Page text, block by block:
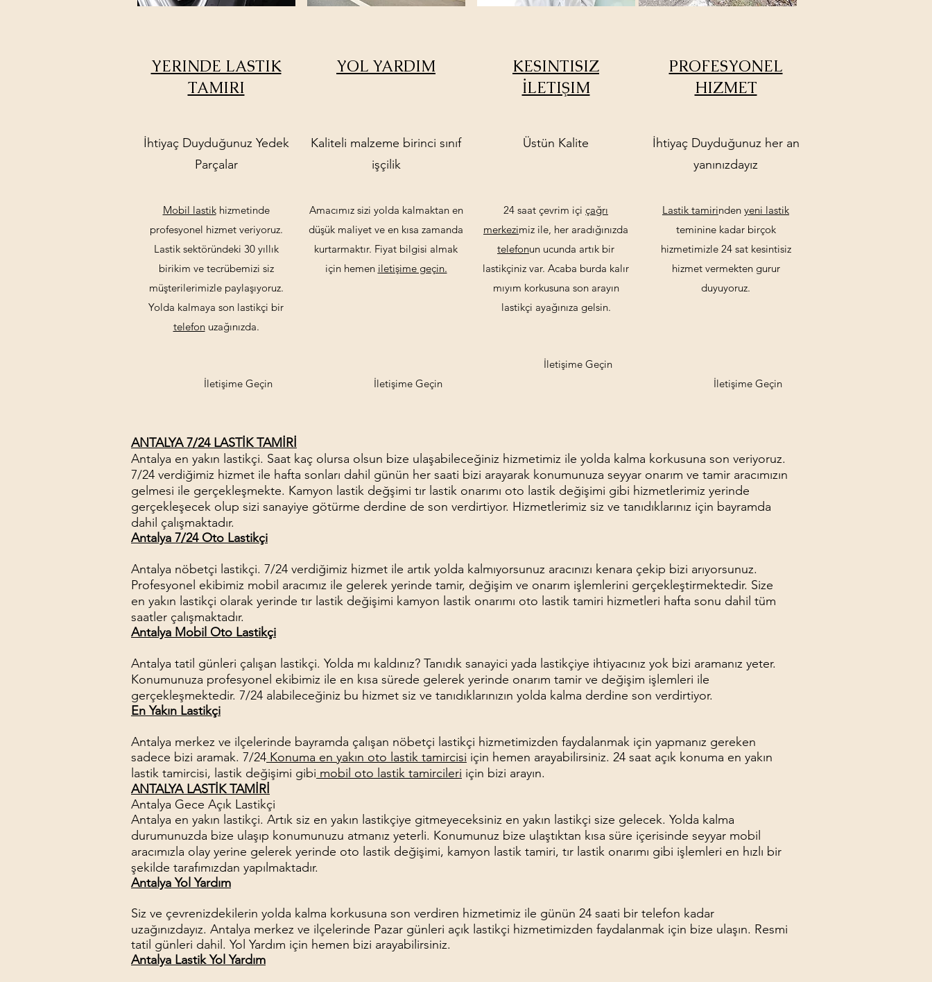
ANTALYA 7/24 LASTİK TAMİRİ
Antalya en yakın lastikçi. Saat kaç olursa olsun bize ulaşabileceğiniz hizmetimiz ile yolda kalma korkusuna son veriyoruz.
7/24 verdiğimiz hizmet ile hafta sonları dahil günün her saati bizi arayarak konumunuza seyyar onarım ve tamir aracımızın
gelmesi ile gerçekleşmekte. Kamyon lastik değşimi tır lastik onarımı oto lastik değişimi gibi hizmetlerimiz yerinde
gerçekleşecek olup sizi sanayiye götürme derdine de son verdirtiyor. Hizmetlerimiz siz ve tanıdıklarınız için bayramda
dahil çalışmaktadır.
Antalya 7/24 Oto Lastikçi
Antalya nöbetçi lastikçi. 7/24 verdiğimiz hizmet ile artık yolda kalmıyorsunuz aracınızı kenara çekip bizi arıyorsunuz.
Profesyonel ekibimiz mobil aracımız ile gelerek yerinde tamir, değişim ve onarım işlemlerini gerçekleştirmektedir. Size
en yakın lastikçi olarak yerinde tır lastik değişimi kamyon lastik onarımı oto lastik tamiri hizmetleri hafta sonu dahil tüm
saatler çalışmaktadır.
Antalya Mobil Oto Lastikçi
Antalya tatil günleri çalışan lastikçi. Yolda mı kaldınız? Tanıdık sanayici yada lastikçiye ihtiyacınız yok bizi aramanız yeter.
Konumunuza profesyonel ekibimiz ile en kısa sürede gelerek yerinde onarım tamir ve değişim işlemleri ile
gerçekleşmektedir. 7/24 alabileceğiniz bu hizmet siz ve tanıdıklarınızın yolda kalma derdine son verdirtiyor.
En Yakın Lastikçi
Antalya merkez ve ilçelerinde bayramda çalışan nöbetçi lastikçi hizmetimizden faydalanmak için yapmanız gereken
sadece bizi aramak. 7/24 Konuma en yakın oto lastik tamircisi için hemen arayabilirsiniz. 24 saat açık konuma en yakın
lastik tamircisi, lastik değişimi gibi mobil oto lastik tamircileri için bizi arayın.
ANTALYA LASTİK TAMİRİ
Antalya Gece Açık Lastikçi
Antalya en yakın lastikçi. Artık siz en yakın lastikçiye gitmeyeceksiniz en yakın lastikçi size gelecek. Yolda kalma
durumunuzda bize ulaşıp konumunuzu atmanız yeterli. Konumunuz bize ulaştıktan kısa süre içerisinde seyyar mobil
aracımızla olay yerine gelerek yerinde oto lastik değişimi, kamyon lastik tamiri, tır lastik onarımı gibi işlemleri en hızlı bir
şekilde tarafımızdan yapılmaktadır.
Antalya Yol Yardım
Siz ve çevrenizdekilerin yolda kalma korkusuna son verdiren hizmetimiz ile günün 24 saati bir telefon kadar
uzağınızdayız. Antalya merkez ve ilçelerinde Pazar günleri açık lastikçi hizmetimizden faydalanmak için bize ulaşın. Resmi
tatil günleri dahil. Yol Yardım için hemen bizi arayabilirsiniz.
Antalya Lastik Yol Yardım
YERINDE LASTIK
TAMIRI
İhtiyaç Duyduğunuz Yedek
Parçalar
Mobil lastikhizmetinde
profesyonel hizmet veriyoruz.
Lastik sektöründeki 30 yıllık
birikim ve tecrübemizi siz
müşterilerimizle paylaşıyoruz.
Yolda kalmaya son lastikçi bir
telefonuzağınızda.
İletişime Geçin
YOL YARDIM
Kaliteli malzeme birinci sınıf
işçilik
Amacımız sizi yolda kalmaktan en
düşük maliyet ve en kısa zamanda
kurtarmaktır. Fiyat bilgisi almak
için hemen iletişime geçin.
İletişime Geçin
KESINTISIZ
İLETIŞIM
Üstün Kalite
24 saat çevrim içi çağrı
merkezimiz ile, her aradığınızda
telefonun ucunda artık bir
lastikçiniz var. Acaba burda kalır
mıyım korkusuna son arayın
lastikçi ayağınıza gelsin.
İletişime Geçin
PROFESYONEL
HIZMET
İhtiyaç Duyduğunuz her an
yanınızdayız
Lastik tamirinden yeni lastik
teminine kadar birçok
hizmetimizle 24 sat kesintisiz
hizmet vermekten gurur
duyuyoruz.
İletişime Geçin